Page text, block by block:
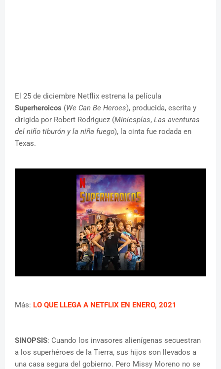
El 25 de diciembre Netflix estrena la película
Superheroicos (We Can Be Heroes), producida, escrita y
dirigida por Robert Rodriguez (Miniespías, Las aventuras
del niño tiburón y la niña fuego), la cinta fue rodada en
Texas.
Más: LO QUE LLEGA A NETFLIX EN ENERO, 2021
SINOPSIS: Cuando los invasores alienígenas secuestran
a los superhéroes de la Tierra, sus hijos son llevados a
una casa segura del gobierno. Pero Missy Moreno no se